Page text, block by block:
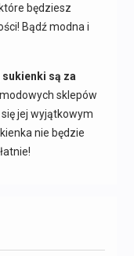
będziesz
Bądź modna i
sukienki są za
sklepów
jej wyjątkowym
nie będzie